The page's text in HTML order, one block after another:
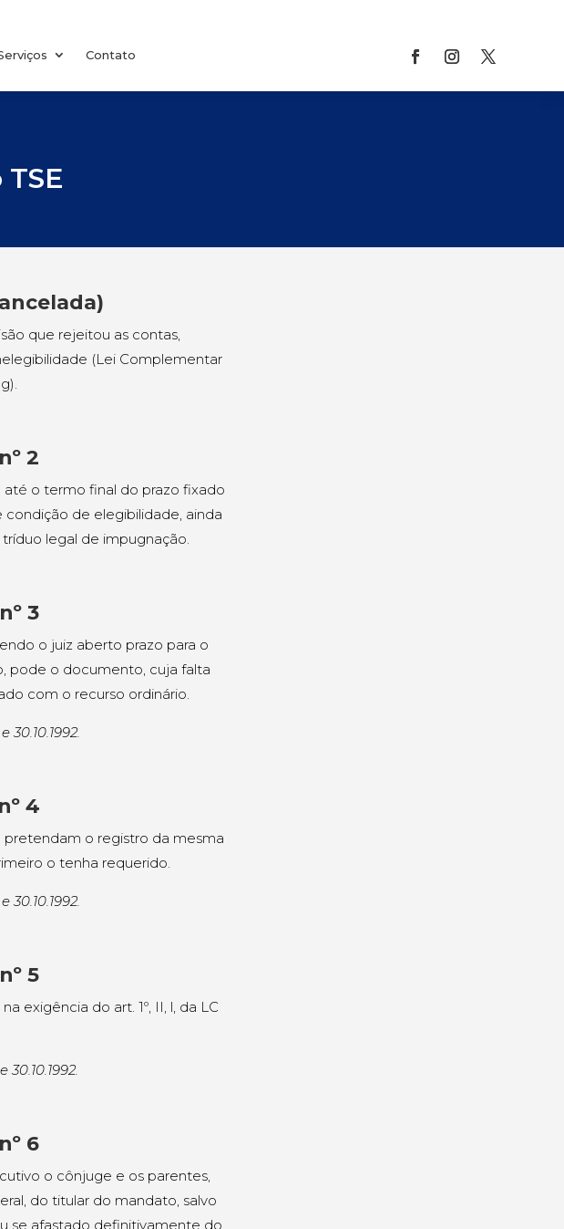
Contato
que rejeitou as contas,
(Lei Complementar
2
até o termo final do prazo fixado
de elegibilidade, ainda
legal de impugnação.
3
o juiz aberto prazo para o
pode o documento, cuja falta
com o recurso ordinário.
30.10.1992.
4
o registro da mesma
o tenha requerido.
30.10.1992.
5
exigência do art. 1º, II, l, da LC
6
o cônjuge e os parentes,
do titular do mandato, salvo
se afastado definitivamente do